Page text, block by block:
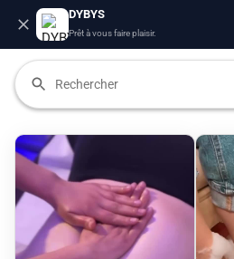
DYBYS
Prêt à vous faire plaisir.